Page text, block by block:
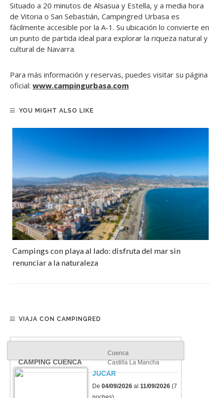
Situado a 20 minutos de Alsasua y Estella, y a media hora
de Vitoria o San Sebastián, Campingred Urbasa es
fácilmente accesible por la A-1. Su ubicación lo convierte en
un punto de partida ideal para explorar la riqueza natural y
cultural de Navarra.
Para más información y reservas, puedes visitar su página
oficial: www.campingurbasa.com
YOU MIGHT ALSO LIKE
Campings con playa al lado: disfruta del mar sin
renunciar a la naturaleza
VIAJA CON CAMPINGRED
CAMPING CUENCA
Cuenca
Castilla La Mancha
JUCAR
De 04/09/2026 al 11/09/2026 (7